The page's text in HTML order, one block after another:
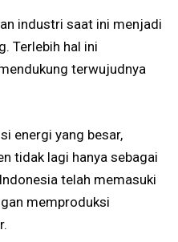
industri saat ini menjadi
Terlebih hal ini
terwujudnya
energi yang besar,
tidak lagi hanya sebagai
telah memasuki
memproduksi